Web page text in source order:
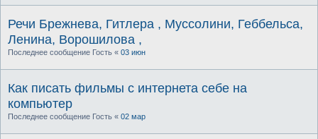
Речи Брежнева, Гитлера , Муссолини, Геббельса,
Ленина, Ворошилова ,
Последнее сообщение Гость « 03 июн
Как писать фильмы с интернета себе на
компьютер
Последнее сообщение Гость « 02 мар